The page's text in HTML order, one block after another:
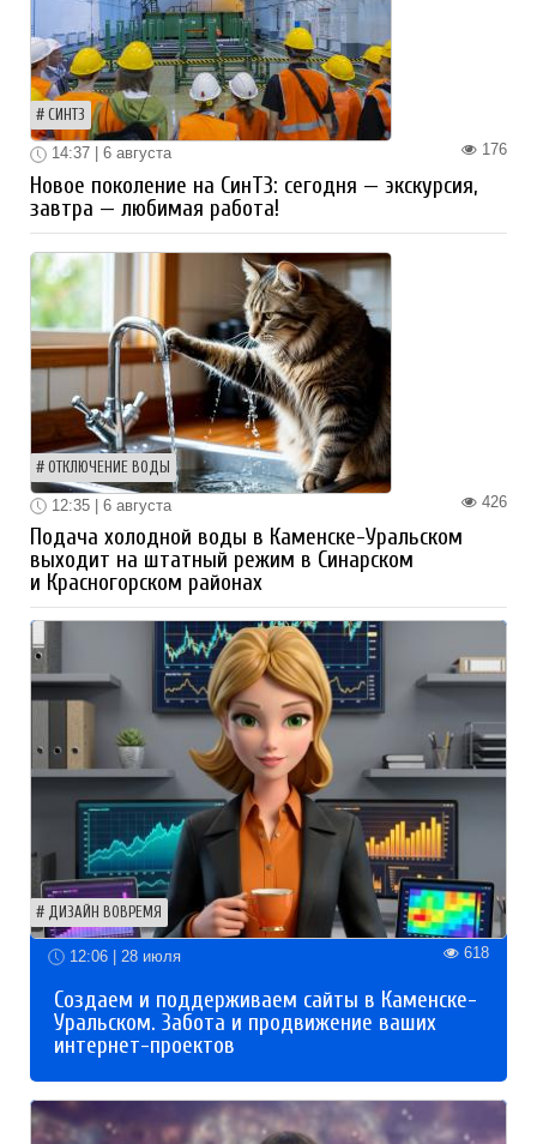
СИНТЗ
176
14:37 | 6 августа
Новое поколение на СинТЗ: сегодня — экскурсия,
завтра — любимая работа!
ОТКЛЮЧЕНИЕ ВОДЫ
426
12:35 | 6 августа
Подача холодной воды в Каменске-Уральском
выходит на штатный режим в Синарском
и Красногорском районах
ДИЗАЙН ВОВРЕМЯ
12:06 | 28 июля 618
Создаем и поддерживаем сайты в Каменске-
Уральском. Забота и продвижение ваших
интернет-проектов